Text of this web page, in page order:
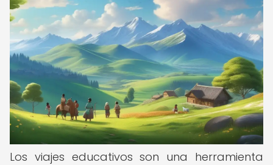
Los viajes educativos son una herramienta